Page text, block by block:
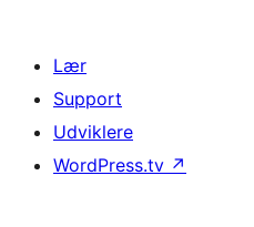
Lær
Support
Udviklere
WordPress.tv ↗